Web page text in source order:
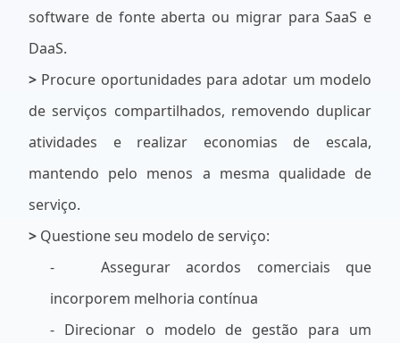
software de fonte aberta ou migrar para SaaS e
DaaS.
> Procure oportunidades para adotar um modelo
de serviços compartilhados, removendo duplicar
atividades e realizar economias de escala,
mantendo pelo menos a mesma qualidade de
serviço.
> Questione seu modelo de serviço:
-
Assegurar acordos comerciais que
incorporem melhoria contínua
- Direcionar o modelo de gestão para um